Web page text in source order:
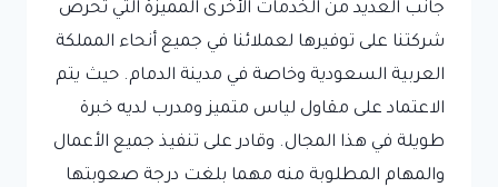
جانب العديد من الخدمات الأخرى المميزة التي تحرص
شركتنا على توفيرها لعملائنا في جميع أنحاء المملكة
العربية السعودية وخاصة في مدينة الدمام. حيث يتم
الاعتماد على مقاول لياس متميز ومدرب لديه خبرة
طويلة في هذا المجال. وقادر على تنفيذ جميع الأعمال
والمهام المطلوبة منه مهما بلغت درجة صعوبتها